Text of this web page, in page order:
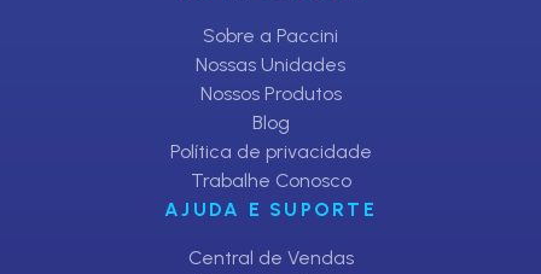
Sobre a Paccini
Nossas Unidades
Nossos Produtos
Blog
Política de privacidade
Trabalhe Conosco
AJUDA E SUPORTE
Central de Vendas